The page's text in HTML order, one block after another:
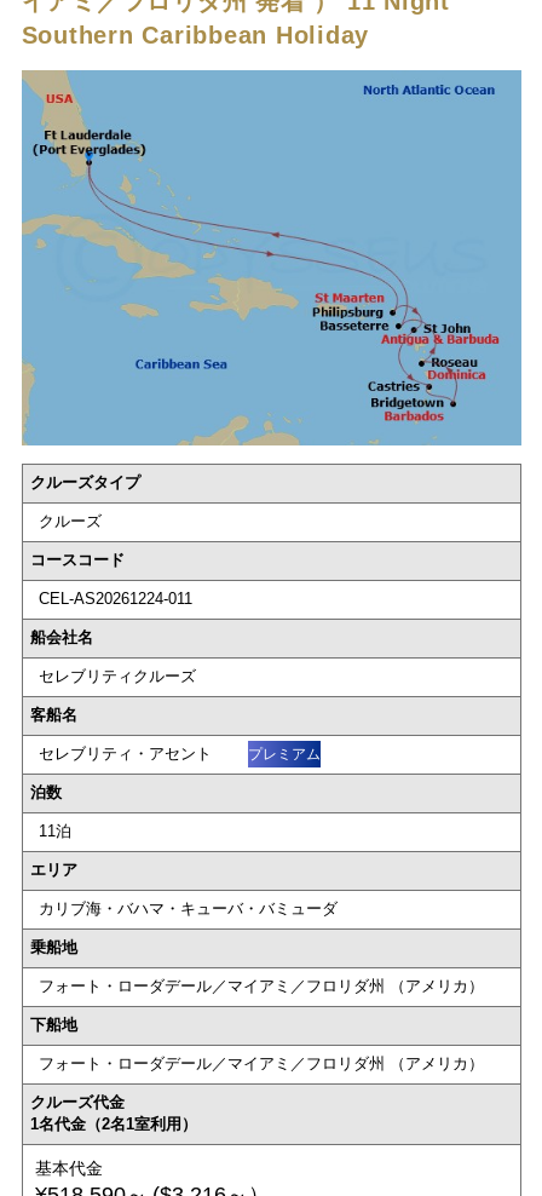
Southern Caribbean Holiday
クルーズタイプ
クルーズ
コースコード
CEL-AS20261224-011
船会社名
セレブリティクルーズ
客船名
セレブリティ・アセント プレミアム
泊数
11泊
エリア
カリブ海・バハマ・キューバ・バミューダ
乗船地
フォート・ローダデール／マイアミ／フロリダ州 （アメリカ）
下船地
フォート・ローダデール／マイアミ／フロリダ州 （アメリカ）
クルーズ代金
1名代金（2名1室利用）
基本代金